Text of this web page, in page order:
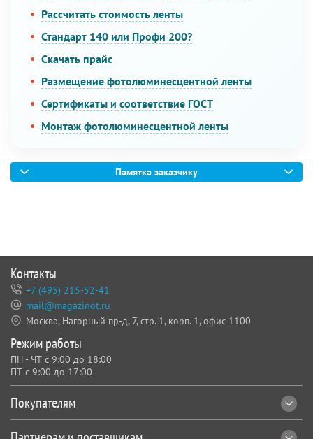
Рассчитать стоимость ленты
Стандарт 140 или Профи 200?
Скачать прайс
Размещение фотолюминесцентной ленты
Сертификаты и соответствие ГОСТ
Монтаж фотолюминесцентной ленты
Памятка заказчику
Покупателям
Контакты
+7 (495) 215-52-41
mail@magazinot.ru
Москва, Нагорный пр-д, 7, стр. 1, корп. 1, офис 1100
Режим работы
ПН - ЧТ с 9:00 до 18:00
ПТ с 9:00 до 17:00